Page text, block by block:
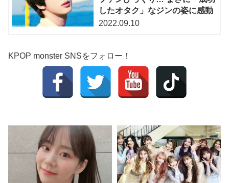
したオタク」なジンの姿に感動
2022.09.10
KPOP monster SNSをフォロー！